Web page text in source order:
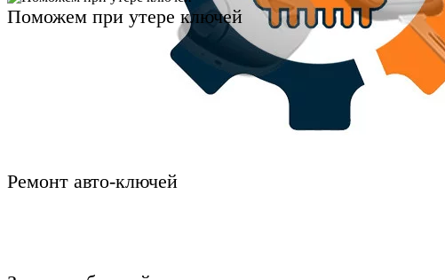
Ремонт авто-ключей
Поможем при утере ключей